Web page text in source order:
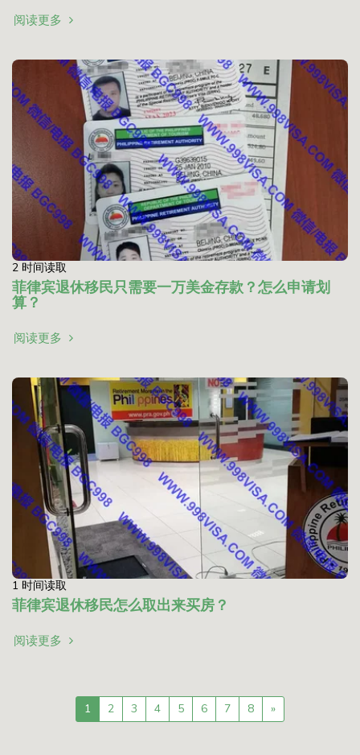
阅读更多
2 时间读取
菲律宾退休移民只需要一万美金存款？怎么申请划
算？
阅读更多
1 时间读取
菲律宾退休移民怎么取出来买房？
阅读更多
1 2 3 4 5 6 7 8 »